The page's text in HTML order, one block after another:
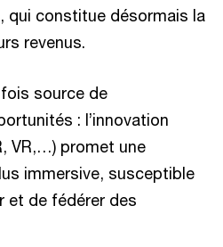
qui constitue désormais la
revenus.
source de
: l’innovation
VR,…) promet une
immersive, susceptible
et de fédérer des